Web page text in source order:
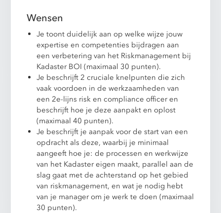
Wensen
Je toont duidelijk aan op welke wijze jouw
expertise en competenties bijdragen aan
een verbetering van het Riskmanagement bij
Kadaster BOI (maximaal 30 punten).
Je beschrijft 2 cruciale knelpunten die zich
vaak voordoen in de werkzaamheden van
een 2e-lijns risk en compliance officer en
beschrijft hoe je deze aanpakt en oplost
(maximaal 40 punten).
Je beschrijft je aanpak voor de start van een
opdracht als deze, waarbij je minimaal
aangeeft hoe je: de processen en werkwijze
van het Kadaster eigen maakt, parallel aan de
slag gaat met de achterstand op het gebied
van riskmanagement, en wat je nodig hebt
van je manager om je werk te doen (maximaal
30 punten).